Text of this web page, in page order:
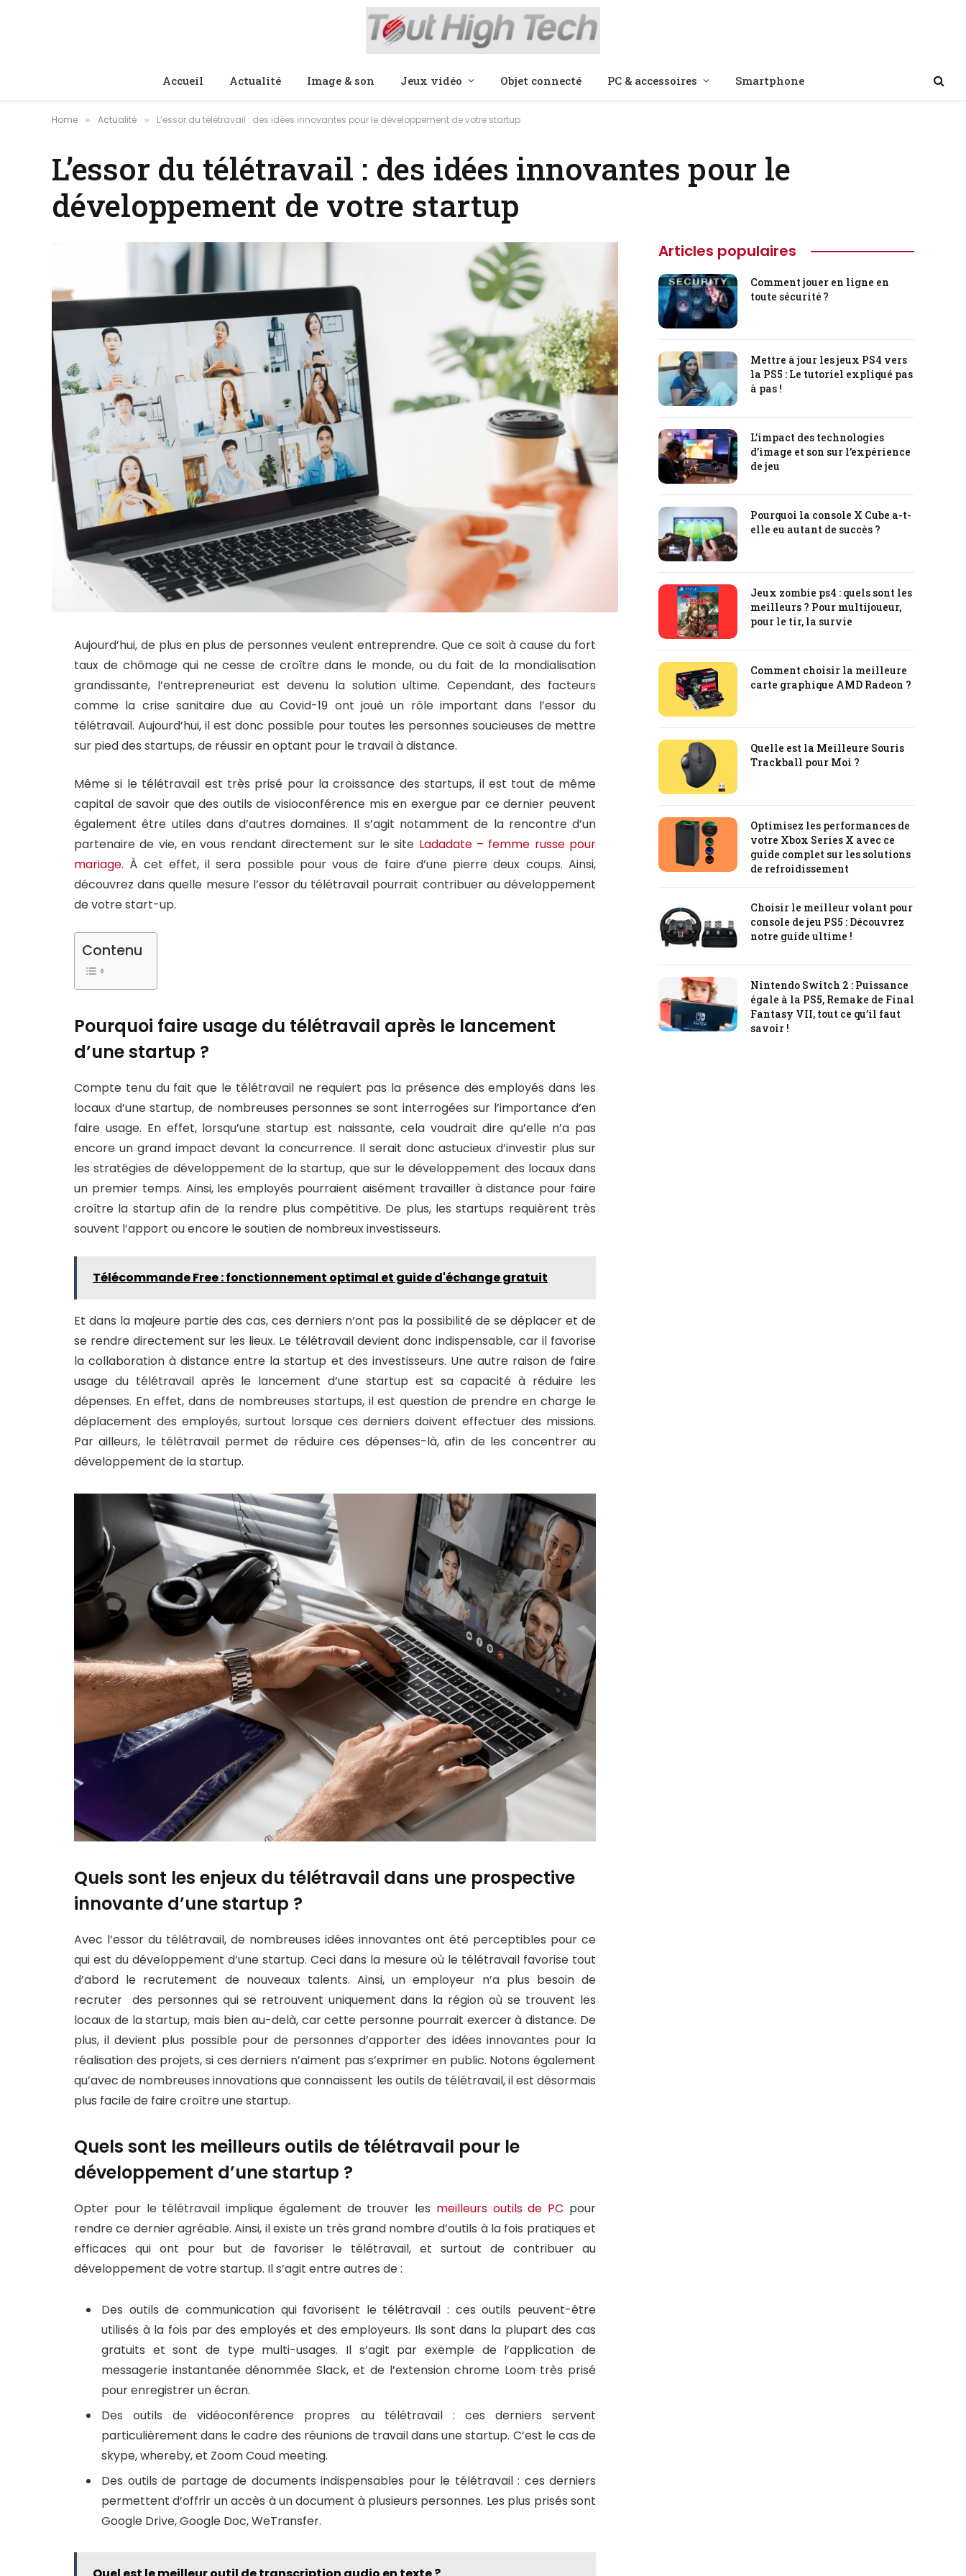
Accueil Actualité Image & son Jeux vidéo Objet connecté PC & accessoires Smartphone
Home » Actualité » L’essor du télétravail : des idées innovantes pour le développement de votre startup
L’essor du télétravail : des idées innovantes pour le
développement de votre startup
Aujourd’hui, de plus en plus de personnes veulent entreprendre. Que ce soit à cause du fort
taux de chômage qui ne cesse de croître dans le monde, ou du fait de la mondialisation
grandissante, l’entrepreneuriat est devenu la solution ultime. Cependant, des facteurs
comme la crise sanitaire due au Covid-19 ont joué un rôle important dans l’essor du
télétravail. Aujourd’hui, il est donc possible pour toutes les personnes soucieuses de mettre
sur pied des startups, de réussir en optant pour le travail à distance.
Même si le télétravail est très prisé pour la croissance des startups, il est tout de même
capital de savoir que des outils de visioconférence mis en exergue par ce dernier peuvent
également être utiles dans d’autres domaines. Il s’agit notamment de la rencontre d’un
partenaire de vie, en vous rendant directement sur le site Ladadate – femme russe pour
mariage. À cet effet, il sera possible pour vous de faire d’une pierre deux coups. Ainsi,
découvrez dans quelle mesure l’essor du télétravail pourrait contribuer au développement
de votre start-up.
Contenu
Pourquoi faire usage du télétravail après le lancement
d’une startup ?
Compte tenu du fait que le télétravail ne requiert pas la présence des employés dans les
locaux d’une startup, de nombreuses personnes se sont interrogées sur l’importance d’en
faire usage. En effet, lorsqu’une startup est naissante, cela voudrait dire qu’elle n’a pas
encore un grand impact devant la concurrence. Il serait donc astucieux d’investir plus sur
les stratégies de développement de la startup, que sur le développement des locaux dans
un premier temps. Ainsi, les employés pourraient aisément travailler à distance pour faire
croître la startup afin de la rendre plus compétitive. De plus, les startups requièrent très
souvent l’apport ou encore le soutien de nombreux investisseurs.
Télécommande Free : fonctionnement optimal et guide d'échange gratuit
Et dans la majeure partie des cas, ces derniers n’ont pas la possibilité de se déplacer et de
se rendre directement sur les lieux. Le télétravail devient donc indispensable, car il favorise
la collaboration à distance entre la startup et des investisseurs. Une autre raison de faire
usage du télétravail après le lancement d’une startup est sa capacité à réduire les
dépenses. En effet, dans de nombreuses startups, il est question de prendre en charge le
déplacement des employés, surtout lorsque ces derniers doivent effectuer des missions.
Par ailleurs, le télétravail permet de réduire ces dépenses-là, afin de les concentrer au
développement de la startup.
Quels sont les enjeux du télétravail dans une prospective
innovante d’une startup ?
Avec l’essor du télétravail, de nombreuses idées innovantes ont été perceptibles pour ce
qui est du développement d’une startup. Ceci dans la mesure où le télétravail favorise tout
d’abord le recrutement de nouveaux talents. Ainsi, un employeur n’a plus besoin de
recruter des personnes qui se retrouvent uniquement dans la région où se trouvent les
locaux de la startup, mais bien au-delà, car cette personne pourrait exercer à distance. De
plus, il devient plus possible pour de personnes d’apporter des idées innovantes pour la
réalisation des projets, si ces derniers n’aiment pas s’exprimer en public. Notons également
qu’avec de nombreuses innovations que connaissent les outils de télétravail, il est désormais
plus facile de faire croître une startup.
Quels sont les meilleurs outils de télétravail pour le
développement d’une startup ?
Opter pour le télétravail implique également de trouver les meilleurs outils de PC pour
rendre ce dernier agréable. Ainsi, il existe un très grand nombre d’outils à la fois pratiques et
efficaces qui ont pour but de favoriser le télétravail, et surtout de contribuer au
développement de votre startup. Il s’agit entre autres de :
Des outils de communication qui favorisent le télétravail : ces outils peuvent-être
utilisés à la fois par des employés et des employeurs. Ils sont dans la plupart des cas
gratuits et sont de type multi-usages. Il s’agit par exemple de l’application de
messagerie instantanée dénommée Slack, et de l’extension chrome Loom très prisé
pour enregistrer un écran.
Des outils de vidéoconférence propres au télétravail : ces derniers servent
particulièrement dans le cadre des réunions de travail dans une startup. C’est le cas de
skype, whereby, et Zoom Coud meeting.
Des outils de partage de documents indispensables pour le télétravail : ces derniers
permettent d’offrir un accès à un document à plusieurs personnes. Les plus prisés sont
Google Drive, Google Doc, WeTransfer.
Articles populaires
Comment jouer en ligne en
toute sécurité ?
Mettre à jour les jeux PS4 vers
la PS5 : Le tutoriel expliqué pas
à pas !
L’impact des technologies
d’image et son sur l’expérience
de jeu
Pourquoi la console X Cube a-t-
elle eu autant de succès ?
Jeux zombie ps4 : quels sont les
meilleurs ? Pour multijoueur,
pour le tir, la survie
Comment choisir la meilleure
carte graphique AMD Radeon ?
Quelle est la Meilleure Souris
Trackball pour Moi ?
Optimisez les performances de
votre Xbox Series X avec ce
guide complet sur les solutions
de refroidissement
Choisir le meilleur volant pour
console de jeu PS5 : Découvrez
notre guide ultime !
Nintendo Switch 2 : Puissance
égale à la PS5, Remake de Final
Fantasy VII, tout ce qu’il faut
savoir !